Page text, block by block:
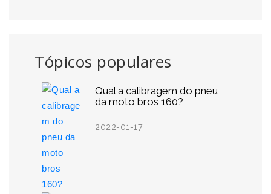
Tópicos populares
Qual a calibragem do pneu
da moto bros 160?
2022-01-17